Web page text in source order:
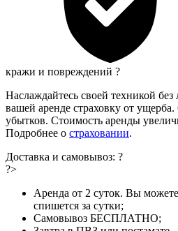
кражи и повреждений ?
Наслаждайтесь своей техникой
вашей аренде страховку от
убытков. Стоимость аренды
Подробнее о страховании.
Доставка и самовывоз: ?
?>
Аренда от 2 суток. Вы
спишется за сутки;
Самовывоз БЕСПЛАТНО;